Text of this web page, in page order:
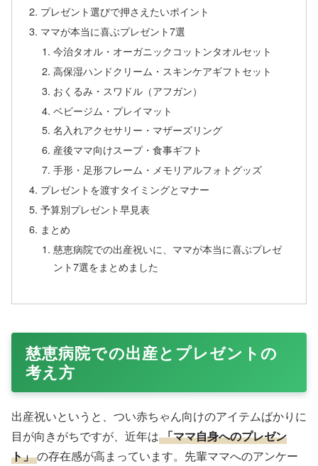
プレゼント選びで押さえたいポイント
ママが本当に喜ぶプレゼント7選
今治タオル・オーガニックコットンタオルセット
高保湿ハンドクリーム・スキンケアギフトセット
おくるみ・スワドル（アフガン）
ベビージム・プレイマット
名入れアクセサリー・マザーズリング
産後ママ向けスープ・食事ギフト
手形・足形フレーム・メモリアルフォトグッズ
プレゼントを渡すタイミングとマナー
予算別プレゼント早見表
まとめ
慈恵病院での出産祝いに、ママが本当に喜ぶプレゼ
ント7選をまとめました
慈恵病院での出産とプレゼントの
考え方
出産祝いというと、つい赤ちゃん向けのアイテムばかりに
目が向きがちですが、近年は 「ママ自身へのプレゼン
ト」の存在感が高まっています。先輩ママへのアンケー